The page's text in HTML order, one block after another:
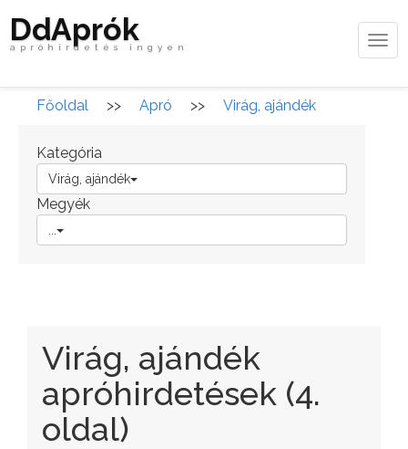
DdAprók
apróhirdetés ingyen
Főoldal >> Apró >> Virág, ajándék
Kategória
Virág, ajándék
Megyék
Virág, ajándék
apróhirdetések (4.
oldal)